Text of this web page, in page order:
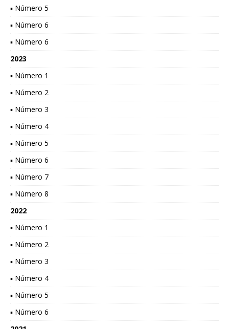
▪ Número 5
▪ Número 6
▪ Número 6
2023
▪ Número 1
▪ Número 2
▪ Número 3
▪ Número 4
▪ Número 5
▪ Número 6
▪ Número 7
▪ Número 8
2022
▪ Número 1
▪ Número 2
▪ Número 3
▪ Número 4
▪ Número 5
▪ Número 6